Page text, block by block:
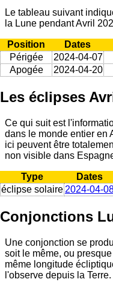
Le tableau suivant
la Lune pendant Avril
Position Dates
Périgée
2024-04-07
Apogée
2024-04-20
Les éclipses
Ce qui suit est
dans le monde entier en
ici peuvent être
non visible dans
Type Dates
éclipse solaire 2024-04-
Conjonctions
Une conjonction se
soit le même, ou
même longitude
l'observe depuis la Terre.